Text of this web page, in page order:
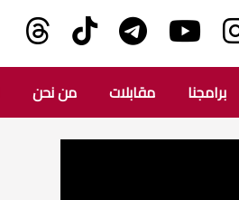
برامجنا مقابلات من نحن